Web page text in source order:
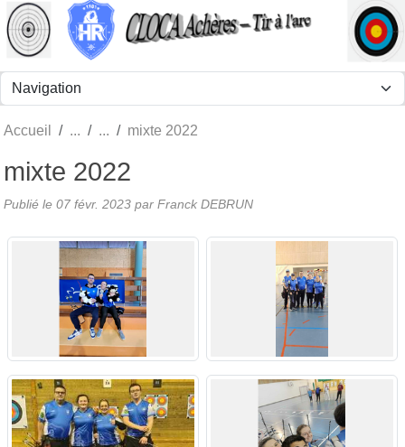
Accueil mixte 2022
mixte 2022
Publié le 07 févr. 2023 par Franck DEBRUN
Panneau de gestion des cookies